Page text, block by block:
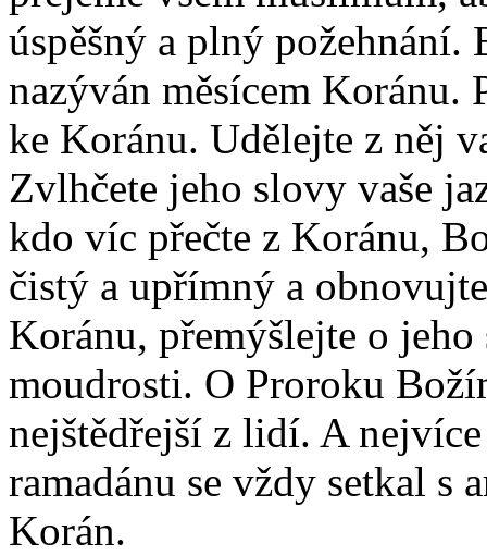
úspěšný a plný požehnání.
nazýván měsícem
ke Koránu. Udělejte z něj
Zvlhčete jeho slovy vaše
kdo víc přečte z Koránu,
čistý a upřímný a
Koránu, přemýšlejte o
moudrosti. O Proroku
nejštědřejší z lidí. A
ramadánu se vždy setkal s
Korán.